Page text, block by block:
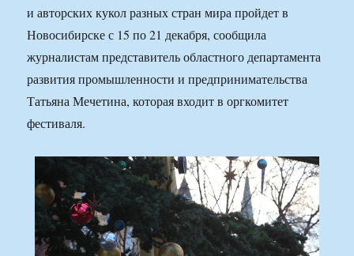
и авторских кукол разных стран мира пройдет в
Новосибирске с 15 по 21 декабря, сообщила
журналистам представитель областного департамента
развития промышленности и предпринимательства
Татьяна Мечетина, которая входит в оргкомитет
фестиваля.